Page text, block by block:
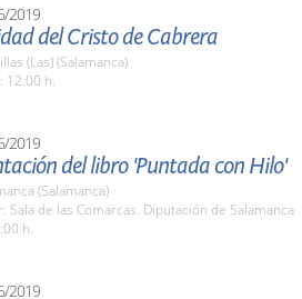
2019
del Cristo de Cabrera
(Las) (Salamanca)
12.00 h.
2019
del libro 'Puntada con Hilo'
(Salamanca)
Sala de las Comarcas. Diputación de Salamanca
h.
2019